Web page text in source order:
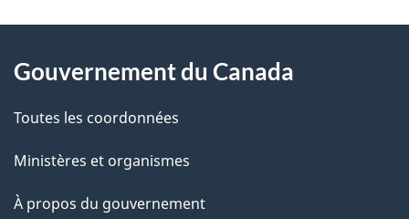
i
l
s
d
propos
de
ce
site
Gouvernement du Canada
Toutes les coordonnées
Ministères et organismes
À propos du gouvernement